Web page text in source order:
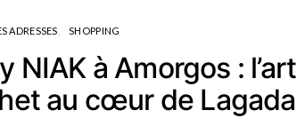
ADRESSES SHOPPING
NIAK à Amorgos : l’art
au cœur de Lagada